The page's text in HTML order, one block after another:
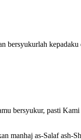
bersyukurlah
bersyukur, pasti
manhaj as-Salaf